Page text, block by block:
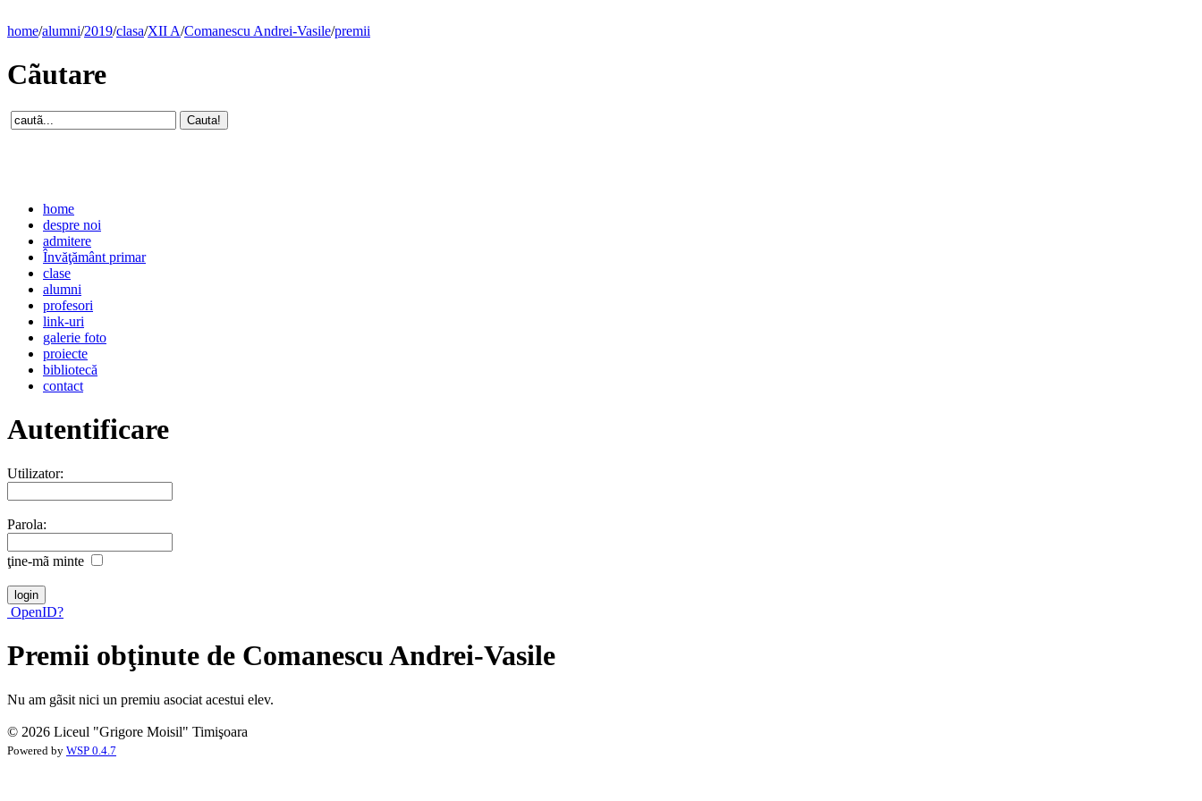
home/alumni/2019/clasa/XII A/Comanescu Andrei-Vasile/premii
Cãutare
home
despre noi
admitere
Învăţământ primar
clase
alumni
profesori
link-uri
galerie foto
proiecte
bibliotecă
contact
Autentificare
Utilizator:
Parola:
ţine-mã minte
OpenID?
Premii obţinute de Comanescu Andrei-Vasile
Nu am gãsit nici un premiu asociat acestui elev.
© 2026 Liceul "Grigore Moisil" Timişoara
Powered by WSP 0.4.7